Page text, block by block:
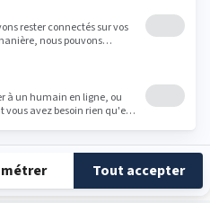
08:30 - 12:00 14:00 - 19:00
09:30 - 12:00